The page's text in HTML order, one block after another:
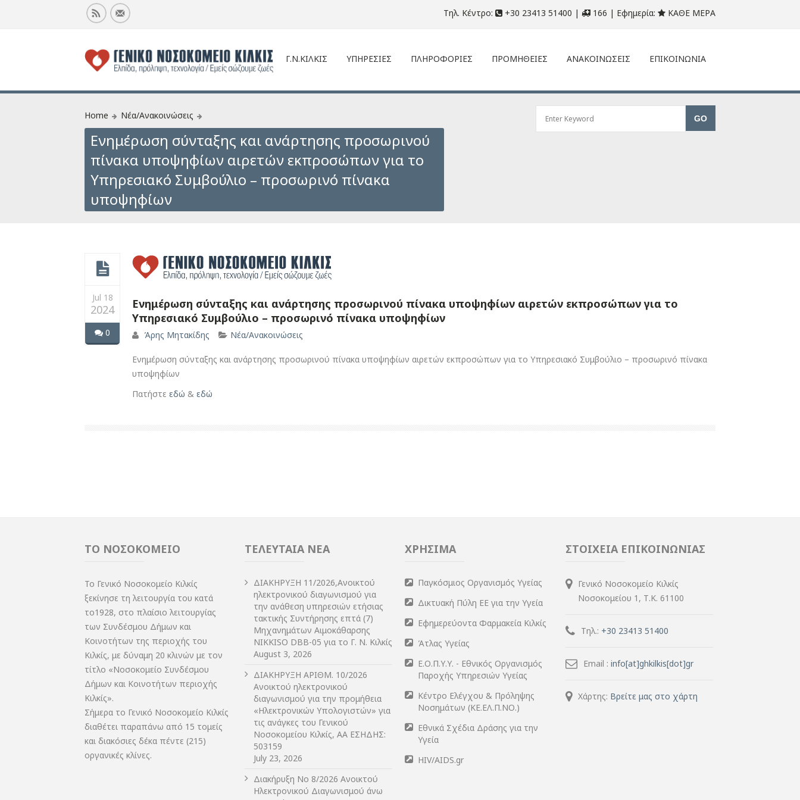
Τηλ. Κέντρο: +30 23413 51400 | 166 | Εφημερία: ΚΑΘΕ ΜΕΡΑ
Γ.Ν.ΚΙΛΚΙΣ ΥΠΗΡΕΣΙΕΣ ΠΛΗΡΟΦΟΡΙΕΣ ΠΡΟΜΗΘΕΙΕΣ ΑΝΑΚΟΙΝΩΣΕΙΣ ΕΠΙΚΟΙΝΩΝΙΑ
Home Νέα/Ανακοινώσεις
Ενημέρωση σύνταξης και ανάρτησης προσωρινού
πίνακα υποψηφίων αιρετών εκπροσώπων για το
Υπηρεσιακό Συμβούλιο – προσωρινό πίνακα
υποψηφίων
Jul 18
2024
0
Ενημέρωση σύνταξης και ανάρτησης προσωρινού πίνακα υποψηφίων αιρετών εκπροσώπων για το
Υπηρεσιακό Συμβούλιο – προσωρινό πίνακα υποψηφίων
Άρης Μητακίδης Νέα/Ανακοινώσεις
Ενημέρωση σύνταξης και ανάρτησης προσωρινού πίνακα υποψηφίων αιρετών εκπροσώπων για το Υπηρεσιακό Συμβούλιο – προσωρινό πίνακα
υποψηφίων
Πατήστε εδώ & εδώ
ΤΟ ΝΟΣΟΚΟΜΕΙΟ
Το Γενικό Νοσοκομείο Κιλκίς
ξεκίνησε τη λειτουργία του κατά
το1928, στο πλαίσιο λειτουργίας
των Συνδέσμου Δήμων και
Κοινοτήτων της περιοχής του
Κιλκίς, με δύναμη 20 κλινών με τον
τίτλο «Νοσοκομείο Συνδέσμου
Δήμων και Κοινοτήτων περιοχής
Κιλκίς».
Σήμερα το Γενικό Νοσοκομείο Κιλκίς
διαθέτει παραπάνω από 15 τομείς
και διακόσιες δέκα πέντε (215)
οργανικές κλίνες.
ΤΕΛΕΥΤΑΙΑ ΝΕΑ
ΔIΑΚΗΡΥΞΗ 11/2026,Ανοικτού
ηλεκτρονικού διαγωνισμού για
την ανάθεση υπηρεσιών ετήσιας
τακτικής Συντήρησης επτά (7)
Μηχανημάτων Αιμοκάθαρσης
NIKKISO DBB-05 για το Γ. Ν. Κιλκίς
August 3, 2026
ΔIΑΚΗΡΥΞΗ ΑΡIΘΜ. 10/2026
Ανοικτού ηλεκτρονικού
διαγωνισμού για την προμήθεια
«Ηλεκτρονικών Υπολογιστών» για
τις ανάγκες του Γενικού
Νοσοκομείου Κιλκίς, ΑΑ ΕΣΗΔΗΣ:
503159
July 23, 2026
Διακήρυξη Νο 8/2026 Ανοικτού
Ηλεκτρονικού Διαγωνισμού άνω
ΧΡΗΣΙΜΑ
Παγκόσμιος Οργανισμός Υγείας
Δικτυακή Πύλη ΕΕ για την Υγεία
Εφημερεύοντα Φαρμακεία Κιλκίς
Άτλας Υγείας
Ε.Ο.Π.Υ.Υ. - Εθνικός Οργανισμός
Παροχής Υπηρεσιών Υγείας
Κέντρο Ελέγχου & Πρόληψης
Νοσημάτων (ΚΕ.ΕΛ.Π.ΝΟ.)
Εθνικά Σχέδια Δράσης για την
Υγεία
HIV/AIDS.gr
ΣΤΟΙΧΕΙΑ ΕΠΙΚΟΙΝΩΝΙΑΣ
Γενικό Νοσοκομείο Κιλκίς
Νοσοκομείου 1, Τ.Κ. 61100
Τηλ.: +30 23413 51400
Email : info[at]ghkilkis[dot]gr
Χάρτης: Βρείτε μας στο χάρτη